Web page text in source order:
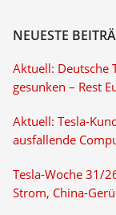
NEUESTE
Aktuell: Deutsche
gesunken – Rest
Aktuell: Tesla-
ausfallende
Tesla-Woche 31/
Strom, China-